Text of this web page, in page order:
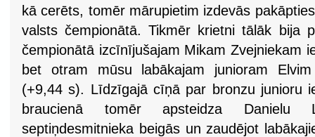
kā cerēts, tomēr mārupietim izdevās
valsts čempionātā. Tikmēr krietni tālāk bija
čempionātā izcīnījušajam Mikam Zvejniekam
bet otram mūsu labākajam junioram
(+9,44 s). Līdzīgajā cīņā par bronzu junioru
braucienā tomēr apsteidza Danielu
septiņdesmitnieka beigās un zaudējot